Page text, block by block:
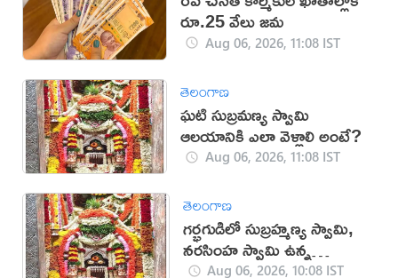
రూ.25 వేలు జమ
Aug 06, 2026, 11:08 IST
తెలంగాణ
ఘటి సుబ్రమణ్య స్వామి
ఆలయానికి ఎలా వెళ్లాలి అంటే?
Aug 06, 2026, 11:08 IST
తెలంగాణ
గర్భగుడిలో సుబ్రహ్మణ్య స్వామి,
నరసింహ స్వామి ఉన్న
దేవాలయం ఇదే
Aug 06, 2026, 10:08 IST